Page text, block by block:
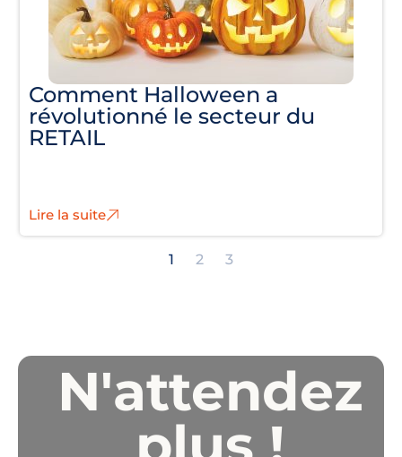
Comment Halloween a
révolutionné le secteur du
RETAIL
Lire la suite
1 2 3
N'attendez